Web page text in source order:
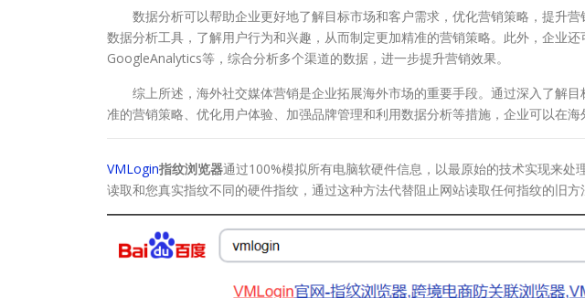
数据分析可以帮助企业更好地了解目标市场和客户需求，优化营销策略，提升营
数据分析工具，了解用户行为和兴趣，从而制定更加精准的营销策略。此外，企业
GoogleAnalytics等，综合分析多个渠道的数据，进一步提升营销效果。
综上所述，海外社交媒体营销是企业拓展海外市场的重要手段。通过深入了解目
准的营销策略、优化用户体验、加强品牌管理和利用数据分析等措施，企业可以在海
VMLogin指纹浏览器通过100%模拟所有电脑软硬件信息，以最原始的技术实现来
读取和您真实指纹不同的硬件指纹，通过这种方法代替阻止网站读取任何指纹的旧方